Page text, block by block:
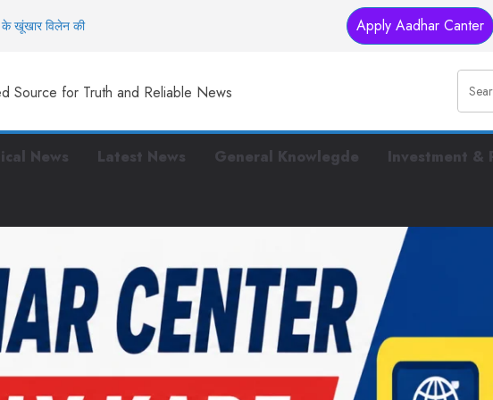
के खूंखार विलेन की
तैयार
पर बीच सड़क पर
Apply Aadhar Canter
Source for Truth and Reliable News
News Latest News General Knowlegde Investment &